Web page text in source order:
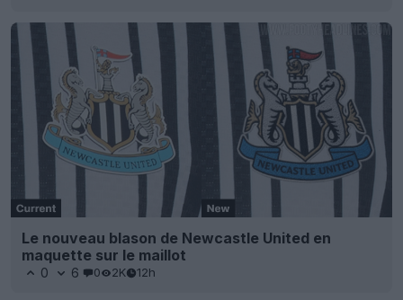
Le nouveau blason de Newcastle United en
maquette sur le maillot
0 6 0 2K 12h